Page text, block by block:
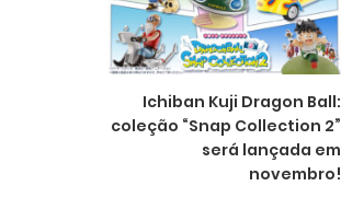
Ichiban Kuji Dragon Ball:
coleção “Snap Collection 2”
será lançada em
novembro!